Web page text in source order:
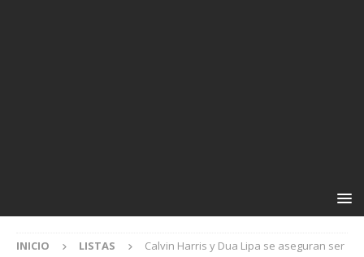
INICIO LISTAS
Calvin Harris y Dua Lipa se aseguran ser